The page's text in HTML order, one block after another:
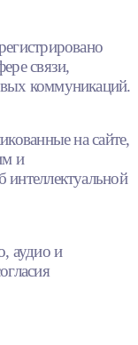
связи,
коммуникаций.
на сайте,
и
аудио и